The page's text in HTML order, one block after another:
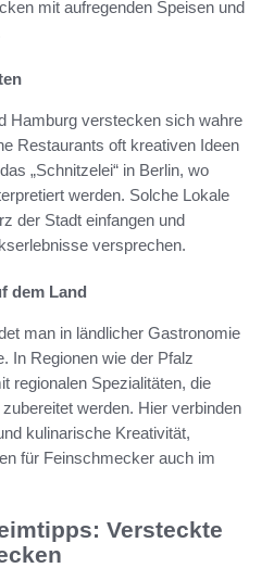
mit aufregenden Speisen und
Hamburg verstecken sich wahre
Restaurants oft kreativen Ideen
„Schnitzelei“ in Berlin, wo
werden. Solche Lokale
der Stadt einfangen und
versprechen.
dem Land
man in ländlicher Gastronomie
In Regionen wie der Pfalz
regionalen Spezialitäten, die
werden. Hier verbinden
kulinarische Kreativität,
für Feinschmecker auch im
Versteckte